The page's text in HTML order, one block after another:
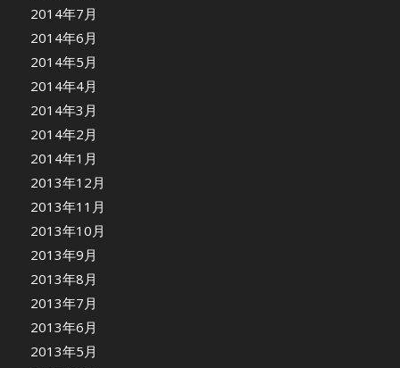
2014年7月
2014年6月
2014年5月
2014年4月
2014年3月
2014年2月
2014年1月
2013年12月
2013年11月
2013年10月
2013年9月
2013年8月
2013年7月
2013年6月
2013年5月